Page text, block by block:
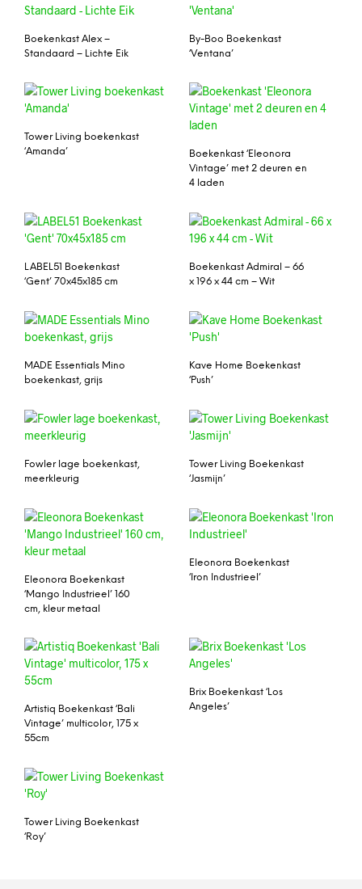
Boekenkast Alex –
Standaard – Lichte Eik
By-Boo Boekenkast
‘Ventana’
Tower Living boekenkast
‘Amanda’
Boekenkast ‘Eleonora
Vintage’ met 2 deuren en
4 laden
LABEL51 Boekenkast
‘Gent’ 70x45x185 cm
Boekenkast Admiral – 66
x 196 x 44 cm – Wit
MADE Essentials Mino
boekenkast, grijs
Kave Home Boekenkast
‘Push’
Fowler lage boekenkast,
meerkleurig
Tower Living Boekenkast
‘Jasmijn’
Eleonora Boekenkast
‘Mango Industrieel’ 160
cm, kleur metaal
Eleonora Boekenkast
‘Iron Industrieel’
Artistiq Boekenkast ‘Bali
Vintage’ multicolor, 175 x
55cm
Brix Boekenkast ‘Los
Angeles’
Tower Living Boekenkast
‘Roy’